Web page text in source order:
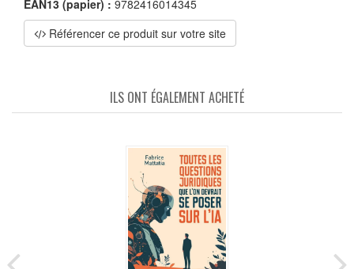
EAN13 (papier) : 9782416014345
Référencer ce produit sur votre site
ILS ONT ÉGALEMENT ACHETÉ